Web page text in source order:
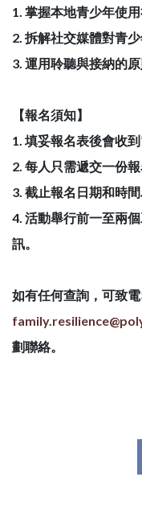
1. 掌握本地青少年使
2. 拆解社交媒體對青
3. 運用聆聽與接納的
【報名須知】
1. 填妥報名表後會收
2. 每人只需遞交一份報
3. 截止報名日期和時
4. 活動舉行前一至兩
訊。
如有任何查詢，可致
劃聯絡。